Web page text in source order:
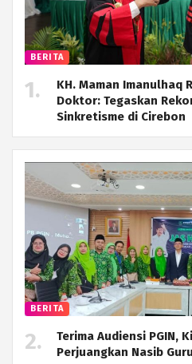
BERITA
KH. Maman Imanulhaq
Doktor: Tegaskan
Sinkretisme di Cirebon
BERITA
Terima Audiensi PGIN,
Perjuangkan Nasib